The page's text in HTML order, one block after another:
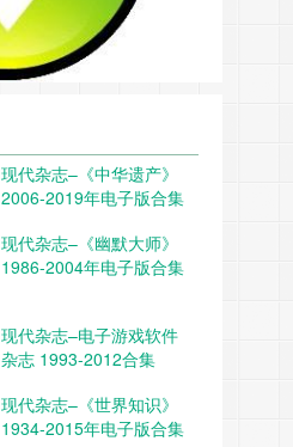
现代杂志–《中华遗产》
2006-2019年电子版合集
现代杂志–《幽默大师》
1986-2004年电子版合集
现代杂志–电子游戏软件
杂志 1993-2012合集
现代杂志–《世界知识》
1934-2015年电子版合集